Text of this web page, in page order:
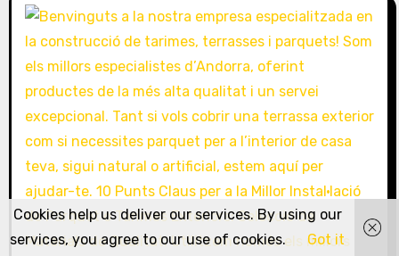
Cookies help us deliver our services. By using our
services, you agree to our use of cookies.
Got it